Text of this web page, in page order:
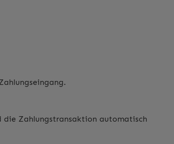
Zahlungstransaktion automatisch